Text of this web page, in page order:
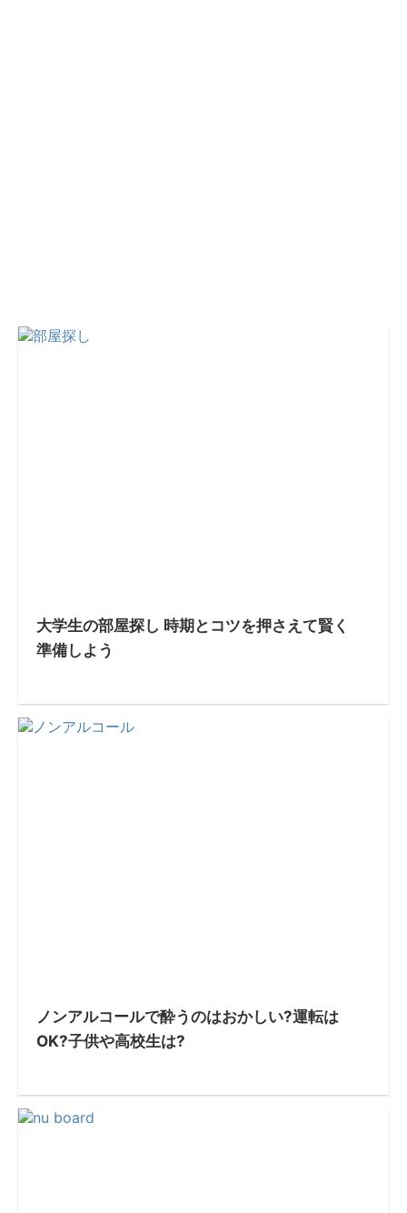
大学生の部屋探し 時期とコツを押さえて賢く
準備しよう
ノンアルコールで酔うのはおかしい?運転は
OK?子供や高校生は?